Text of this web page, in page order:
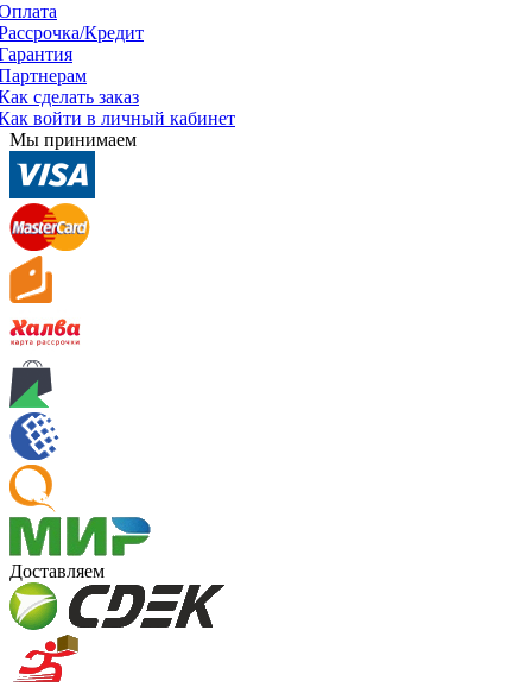
Кредит
сделать заказ
войти в личный кабинет
Мы принимаем
Доставляем